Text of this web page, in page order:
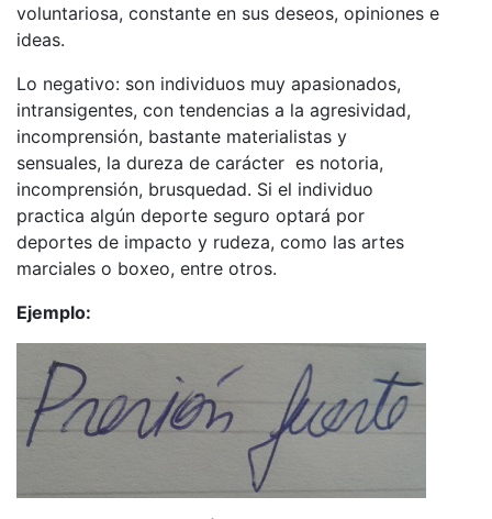
voluntariosa, constante en sus deseos, opiniones e
ideas.
Lo negativo: son individuos muy apasionados,
intransigentes, con tendencias a la agresividad,
incomprensión, bastante materialistas y
sensuales, la dureza de carácter es notoria,
incomprensión, brusquedad. Si el individuo
practica algún deporte seguro optará por
deportes de impacto y rudeza, como las artes
marciales o boxeo, entre otros.
Ejemplo: